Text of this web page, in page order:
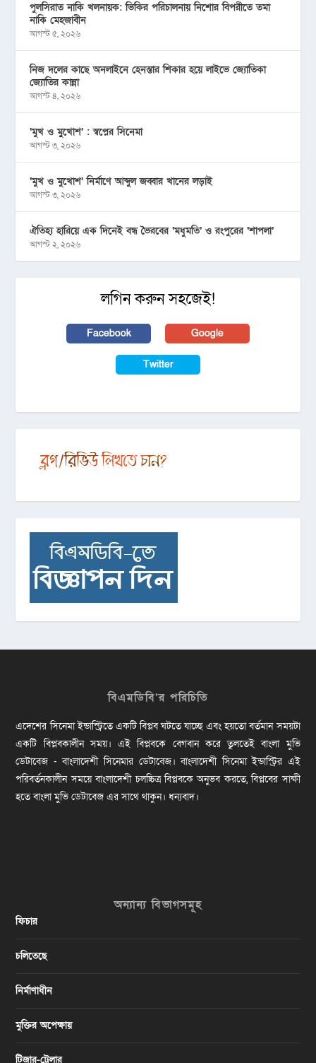
পুলসিরাত নাকি খলনায়ক: ভিকির পরিচালনায় নিশোর বিপরীতে তমা
নাকি মেহজাবীন
আগস্ট ৫, ২০২৬
নিজ দলের কাছে অনলাইনে হেনস্তার শিকার হয়ে লাইভে জ্যোতিকা
জ্যোতির কান্না
আগস্ট ৪, ২০২৬
‘মুখ ও মু্খোশ’ : স্বপ্নের সিনেমা
আগস্ট ৩, ২০২৬
‘মুখ ও মুখোশ’ নির্মাণে আব্দুল জব্বার খানের লড়াই
আগস্ট ৩, ২০২৬
ঐতিহ্য হারিয়ে এক দিনেই বন্ধ ভৈরবের ‘মধুমতি’ ও রংপুরের ‘শাপলা’
আগস্ট ২, ২০২৬
লগিন করুন সহজেই!
Facebook Google
Twitter
বিএমডিবি’র পরিচিতি
এদেশের সিনেমা ইন্ডাস্ট্রিতে একটি বিপ্লব ঘটতে যাচ্ছে এবং হয়তো বর্তমান সময়টা
একটি বিপ্লবকালীন সময়। এই বিপ্লবকে বেগবান করে তুলতেই বাংলা মুভি
ডেটাবেজ - বাংলাদেশী সিনেমার ডেটাবেজ। বাংলাদেশী সিনেমা ইন্ডাস্ট্রির এই
পরিবর্তনকালীন সময়ে বাংলাদেশী চলচ্চিত্র বিপ্লবকে অনুভব করতে, বিপ্লবের সাক্ষী
হতে বাংলা মুভি ডেটাবেজ এর সাথে থাকুন। ধন্যবাদ।
অন্যান্য বিভাগসমূহ
ফিচার
চলিতেছে
নির্মাণাধীন
মুক্তির অপেক্ষায়
টিজার-ট্রেলার